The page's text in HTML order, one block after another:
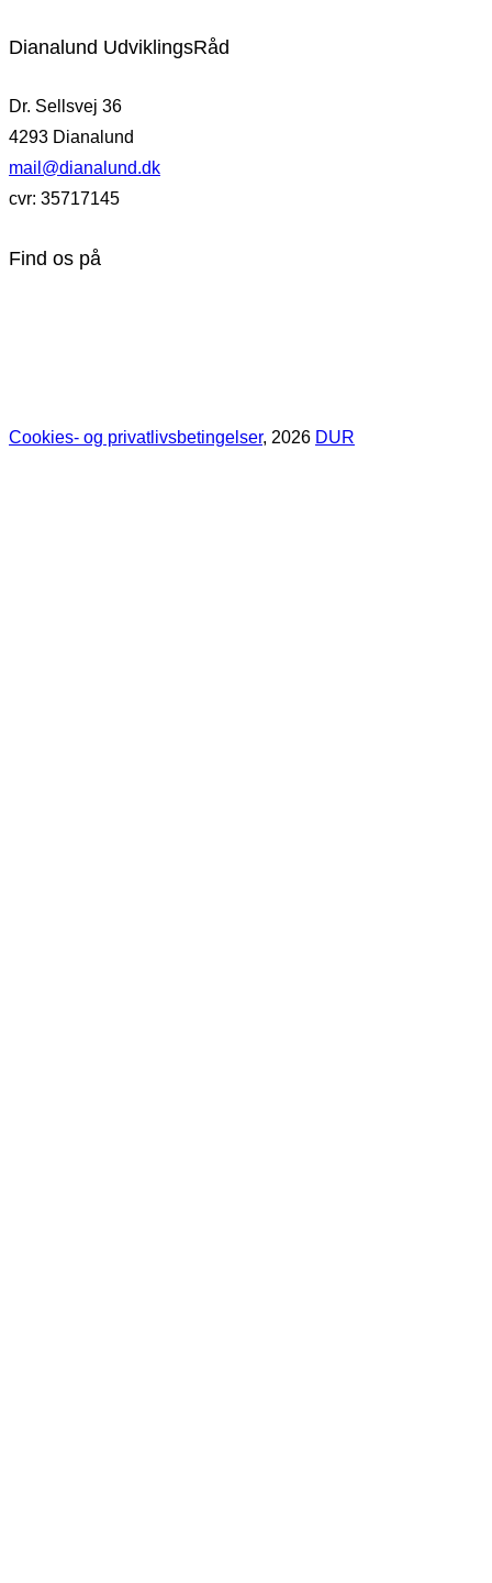
Dianalund UdviklingsRåd
Dr. Sellsvej 36
4293 Dianalund
mail@dianalund.dk
cvr: 35717145
Find os på
Cookies- og privatlivsbetingelser, 2026 DUR